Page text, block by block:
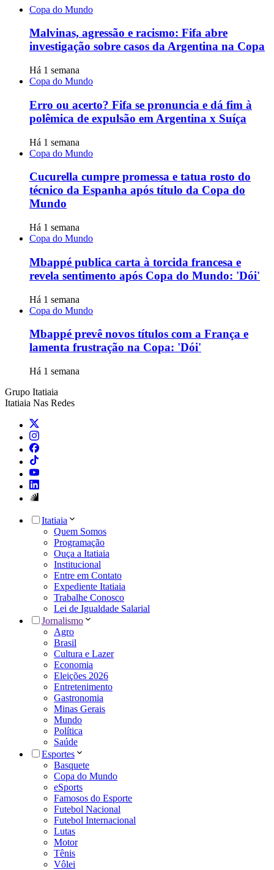
Copa do Mundo
Malvinas, agressão e racismo: Fifa abre
investigação sobre casos da Argentina na Copa
Há 1 semana
Copa do Mundo
Erro ou acerto? Fifa se pronuncia e dá fim à
polêmica de expulsão em Argentina x Suíça
Há 1 semana
Copa do Mundo
Cucurella cumpre promessa e tatua rosto do
técnico da Espanha após título da Copa do
Mundo
Há 1 semana
Copa do Mundo
Mbappé publica carta à torcida francesa e
revela sentimento após Copa do Mundo: 'Dói'
Há 1 semana
Copa do Mundo
Mbappé prevê novos títulos com a França e
lamenta frustração na Copa: 'Dói'
Há 1 semana
Grupo Itatiaia
Itatiaia Nas Redes
Itatiaia
Quem Somos
Programação
Ouça a Itatiaia
Institucional
Entre em Contato
Expediente Itatiaia
Trabalhe Conosco
Lei de Igualdade Salarial
Jornalismo
Agro
Brasil
Cultura e Lazer
Economia
Eleições 2026
Entretenimento
Gastronomia
Minas Gerais
Mundo
Política
Saúde
Esportes
Basquete
Copa do Mundo
eSports
Famosos do Esporte
Futebol Nacional
Futebol Internacional
Lutas
Motor
Tênis
Vôlei